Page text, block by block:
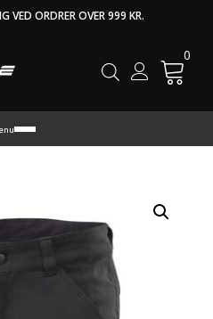
VED ORDRER OVER 999 KR.
0